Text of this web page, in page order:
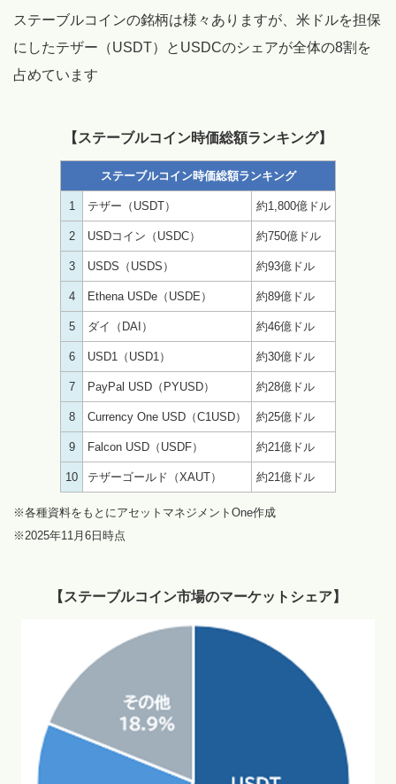
ステーブルコインの銘柄は様々ありますが、米ドルを担保
にしたテザー（USDT）とUSDCのシェアが全体の8割を
占めています
【ステーブルコイン時価総額ランキング】
ステーブルコイン時価総額ランキング
1 テザー（USDT） 約1,800億ドル
2 USDコイン（USDC） 約750億ドル
3 USDS（USDS） 約93億ドル
4 Ethena USDe（USDE） 約89億ドル
5 ダイ（DAI） 約46億ドル
6 USD1（USD1） 約30億ドル
7 PayPal USD（PYUSD） 約28億ドル
8 Currency One USD（C1USD） 約25億ドル
9 Falcon USD（USDF） 約21億ドル
10 テザーゴールド（XAUT） 約21億ドル
※各種資料をもとにアセットマネジメントOne作成
※2025年11月6日時点
【ステーブルコイン市場のマーケットシェア】